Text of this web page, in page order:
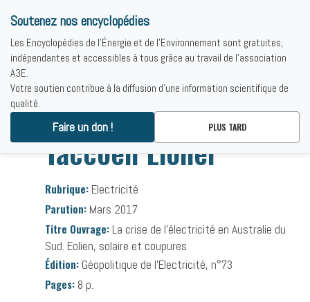
Bibliographies -
Taccoen Lionel
Rubrique: Electricité
Parution: Mars 2017
Titre Ouvrage: La crise de l’électricité en Australie du
Sud. Eolien, solaire et coupures
Édition: Géopolitique de l'Electricité, n°73
Pages: 8 p.
Soutenez nos encyclopédies
Les Encyclopédies de l'Énergie et de l'Environnement sont gratuites,
indépendantes et accessibles à tous grâce au travail de l'association
A3E.
Votre soutien contribue à la diffusion d'une information scientifique de
qualité.
Faire un don ! PLUS TARD